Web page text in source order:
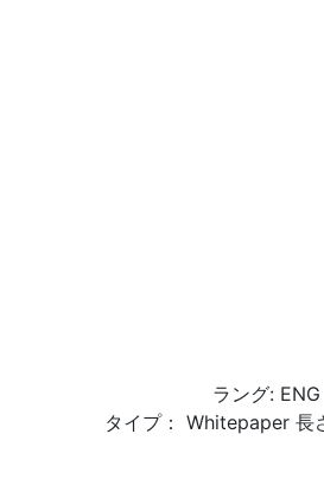
ラング: ENG
タイプ： Whitepaper 長